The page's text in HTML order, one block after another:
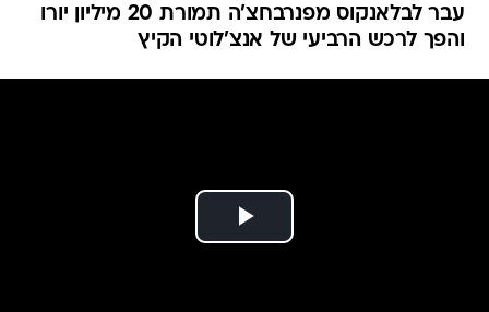
עבר לבלאנקוס מפנרבחצ'ה תמורת 20 מיליון יורו
והפך לרכש הרביעי של אנצ'לוטי הקיץ